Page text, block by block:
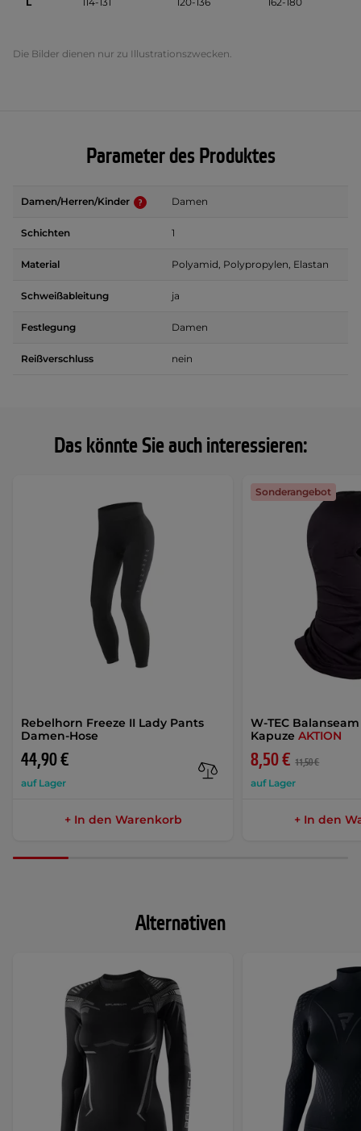
Das könnte Sie auch interessieren:
Rebelhorn Freeze II Lady Pants
Damen-Hose
44,90 €
auf Lager
+ In den Warenkorb
W-TEC
KapuzeAKTION
8,50 € 11,50 €
auf Lager
Sonderangebot
+ In den
Die Bilder dienen nur zu Illustrationszwecken.
Parameter des Produktes
Damen/Herren/Kinder Damen
Schichten 1
Material Polyamid, Polypropylen, Elastan
Schweißableitung ja
Festlegung Damen
Reißverschluss nein
Alternativen